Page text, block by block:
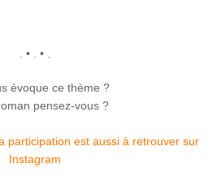
. • . • .
évoque ce thème ?
pensez-vous ?
participation est aussi à retrouver sur
Instagram